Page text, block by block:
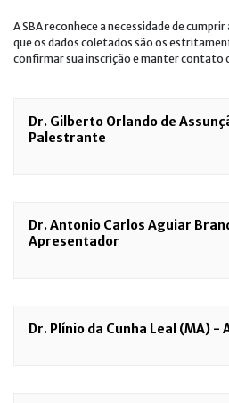
A SBA reconhece a necessidade de
que os dados coletados são os
confirmar sua inscrição e manter contato
Dr. Gilberto Orlando de
Palestrante
Dr. Antonio Carlos Aguiar
Apresentador
Dr. Plínio da Cunha Leal (MA)